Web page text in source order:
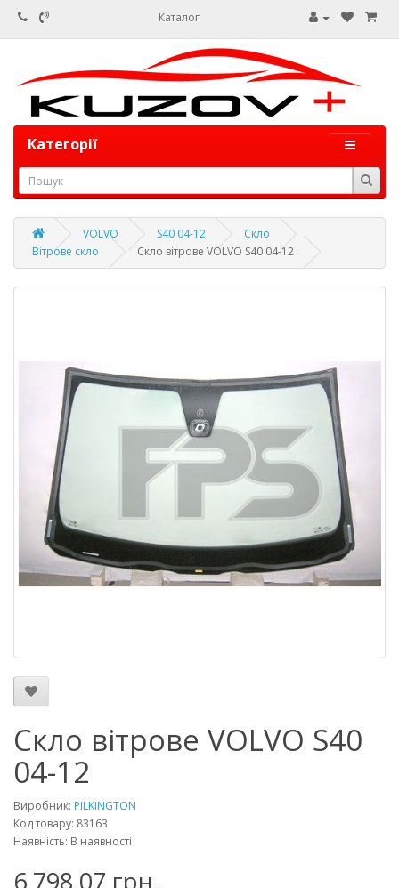
Каталог
Категорії
VOLVO S40 04-12
Скло
Вітрове скло
Скло вітрове VOLVO S40 04-12
Скло вітрове VOLVO S40
04-12
Виробник: PILKINGTON
Код товару: 83163
Наявність: В наявності
6 798,07 грн.